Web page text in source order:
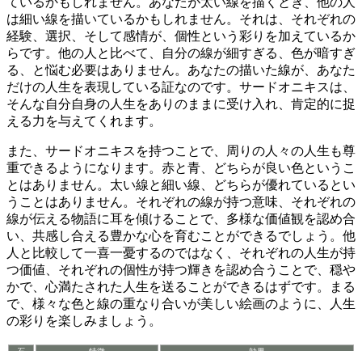
は細い線を描いているかもしれません。それは、 それぞれの
経験、選択、そして感情が、個性という彩りを加えているか
らです。 他の人と比べて、自分の線が細すぎる、色が暗すぎ
る、と悩む必要はありません。あなたの描いた線が、あなた
だけの人生を表現している証なのです。サードオニキスは、
そんな自分自身の人生をありのままに受け入れ、肯定的に捉
える力を与えてくれます。
また、サードオニキスを持つことで、周りの人々の人生も尊
重できるようになります。赤と青、どちらが良い色というこ
とはありません。太い線と細い線、どちらが優れているとい
うことはありません。それぞれの線が持つ意味、それぞれの
線が伝える物語に耳を傾けることで、 多様な価値観を認め合
い、共感し合える豊かな心を育むことができるでしょう。 他
人と比較して一喜一憂するのではなく、 それぞれの人生が持
つ価値、それぞれの個性が持つ輝きを認め合うことで、穏や
かで、心満たされた人生を送ることができるはずです。
まる
で、様々な色と線の重なり合いが美しい絵画のように、人生
の彩りを楽しみましょう。